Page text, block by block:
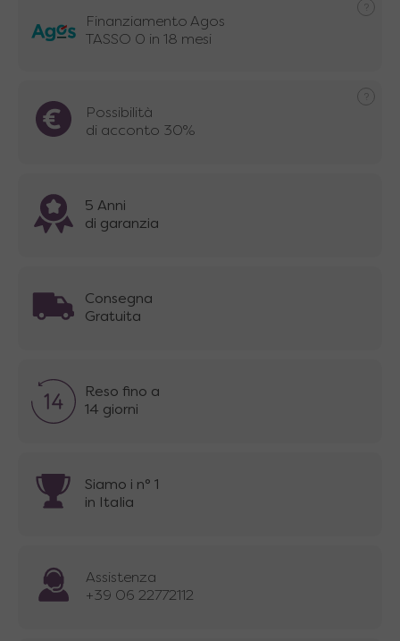
Finanziamento Agos
TASSO 0 in 18 mesi
Possibilità
di acconto 30%
5 Anni
di garanzia
Consegna
Gratuita
Reso fino a
14 giorni
Siamo i n° 1
in Italia
Assistenza
+39 06 22772112